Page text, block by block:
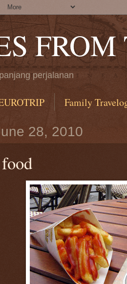
FROM
perjalanan
Family
28, 2010